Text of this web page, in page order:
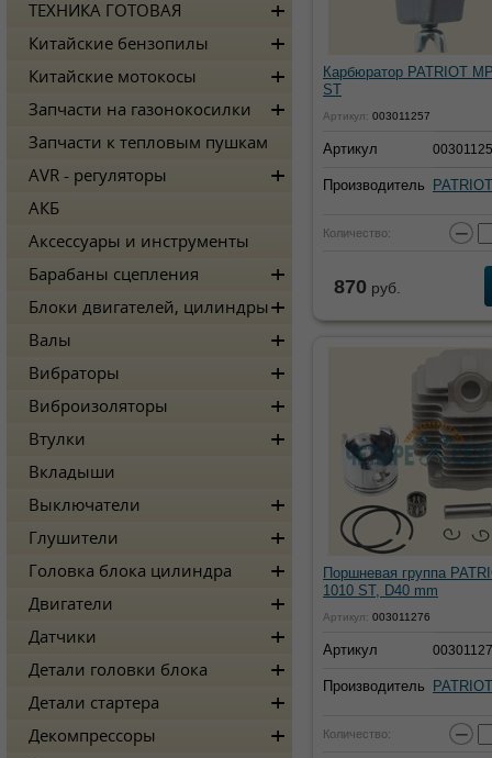
Карбюратор PATRIOT
ST
Артикул: 003011257
Артикул
Производитель PATRIOT
Количество: −
870 руб.
Поршневая группа
1010 ST, D40 mm
Артикул: 003011276
Артикул
Производитель PATRIOT
Количество: −
ТЕХНИКА ГОТОВАЯ
Китайские бензопилы
Китайские мотокосы
Запчасти на газонокосилки
Запчасти к тепловым пушкам
AVR - регуляторы
АКБ
Аксессуары и инструменты
Барабаны сцепления
Блоки двигателей, цилиндры
Валы
Вибраторы
Виброизоляторы
Втулки
Вкладыши
Выключатели
Глушители
Головка блока цилиндра
Двигатели
Датчики
Детали головки блока
Детали стартера
Декомпрессоры